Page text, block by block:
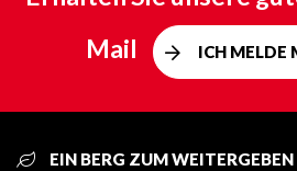
Mail
ICH MELDE
EIN BERG ZUM WEITERGEBEN